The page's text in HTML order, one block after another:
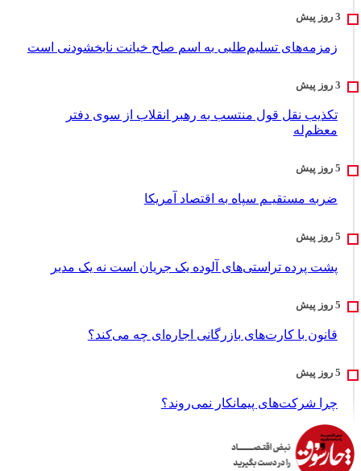
زمزمه‌های تسلیم‌طلبی به اسم صلح خیانت نابخشودنی است
تکذیب نقل قول منتسب به رهبر انقلاب از سوی دفتر
معظم‌له
ضربه مستقیـم سپاه به اقتصاد آمر‌یکا
پشت پرده تراستی‌های آلوده یک جریان است نه یک مدیر
قانون با کارت‌های بازرگانی اجاره‌ای چه می‌کند؟
چرا شرکت‌های پیمانکار نمی‌روند؟